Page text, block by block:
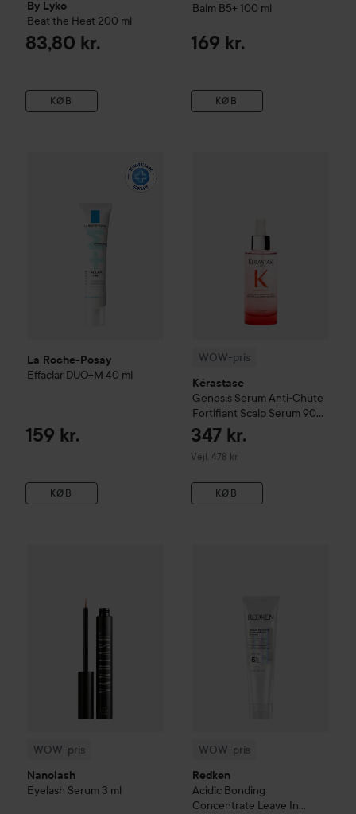
By Lyko
Beat the Heat 200 ml
83,80 kr.
KØB
Balm B5+ 100 ml
169 kr.
KØB
La Roche-Posay
Effaclar DUO+M 40 ml
159 kr.
KØB
Effaclar
WOW-pris
Kérastase
Genesis Serum Anti-Chute
Fortifiant Scalp Serum90
ml
347 kr.
Vejl. 478 kr.
Vejledende pris 478 kr.
KØB
WOW-pris
Nanolash
Eyelash Serum 3 ml
WOW-pris
Redken
Acidic Bonding
Concentrate Leave In